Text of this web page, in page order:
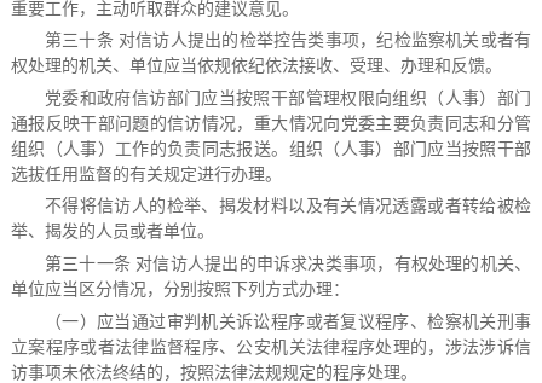
重要工作，主动听取群众的建议意见。
第三十条 对信访人提出的检举控告类事项，纪检监察机关或者有
权处理的机关、单位应当依规依纪依法接收、受理、办理和反馈。
党委和政府信访部门应当按照干部管理权限向组织（人事）部门
通报反映干部问题的信访情况，重大情况向党委主要负责同志和分管
组织（人事）工作的负责同志报送。组织（人事）部门应当按照干部
选拔任用监督的有关规定进行办理。
不得将信访人的检举、揭发材料以及有关情况透露或者转给被检
举、揭发的人员或者单位。
第三十一条 对信访人提出的申诉求决类事项，有权处理的机关、
单位应当区分情况，分别按照下列方式办理：
（一）应当通过审判机关诉讼程序或者复议程序、检察机关刑事
立案程序或者法律监督程序、公安机关法律程序处理的，涉法涉诉信
访事项未依法终结的，按照法律法规规定的程序处理。